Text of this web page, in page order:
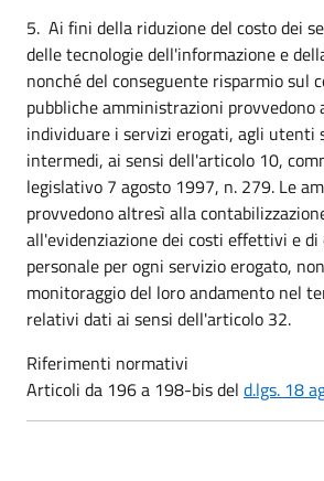
5. Ai fini della riduzione del costo dei
delle tecnologie dell'informazione e
nonché del conseguente risparmio sul
pubbliche amministrazioni provvedono
individuare i servizi erogati, agli utenti
intermedi, ai sensi dell'articolo 10,
legislativo 7 agosto 1997, n. 279. Le
provvedono altresì alla
all'evidenziazione dei costi effettivi e
personale per ogni servizio erogato,
monitoraggio del loro andamento nel
relativi dati ai sensi dell'articolo 32.
Riferimenti normativi
Articoli da 196 a 198-bis del d.lgs. 18